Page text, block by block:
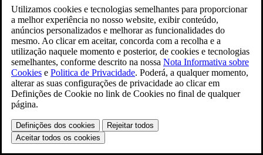
Volvo ID
Comprar ou Vender automóvel com Volvo On Call
Como consultar o manual de instruções
Vidro laminado
Gravação de dados
Página de apoio Volvo Cars
Filosofia ambiental
Mudança de proprietário
Como encontrar informação para o proprietário
Segurança
Segurança para crianças
Proteção de criança - localização